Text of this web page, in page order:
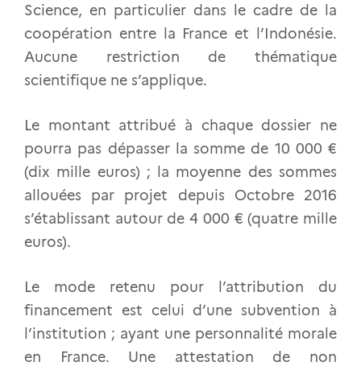
Science, en particulier dans le cadre de la
coopération entre la France et l’Indonésie.
Aucune restriction de thématique
scientifique ne s’applique.
Le montant attribué à chaque dossier ne
pourra pas dépasser la somme de 10 000 €
(dix mille euros) ; la moyenne des sommes
allouées par projet depuis Octobre 2016
s’établissant autour de 4 000 € (quatre mille
euros).
Le mode retenu pour l’attribution du
financement est celui d’une subvention à
l’institution ; ayant une personnalité morale
en France. Une attestation de non